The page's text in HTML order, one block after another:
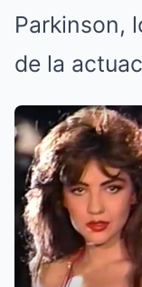
Parkinson,
de la